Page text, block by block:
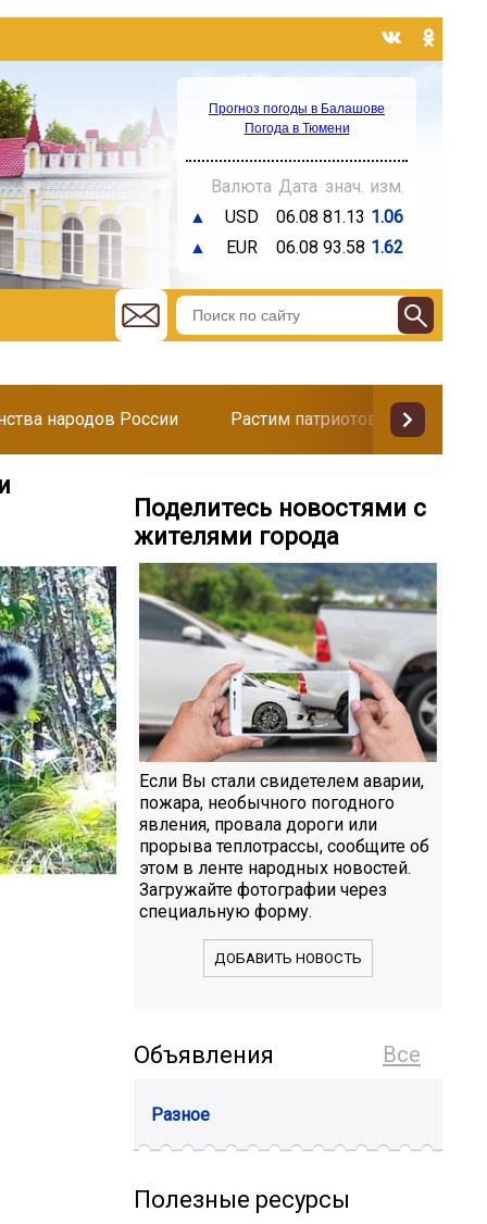
Прогноз погоды в Балашове
Погода в Тюмени
Валюта Дата знач. изм.
▲
USD 06.08 81.13 1.06
▲
EUR 06.08 93.58 1.62
народов России Растим патриотов
Поделитесь новостями с
жителями города
Если Вы стали свидетелем аварии,
пожара, необычного погодного
явления, провала дороги или
прорыва теплотрассы, сообщите об
этом в ленте народных новостей.
Загружайте фотографии через
специальную форму.
ДОБАВИТЬ НОВОСТЬ
Все
Объявления
Разное
Полезные ресурсы